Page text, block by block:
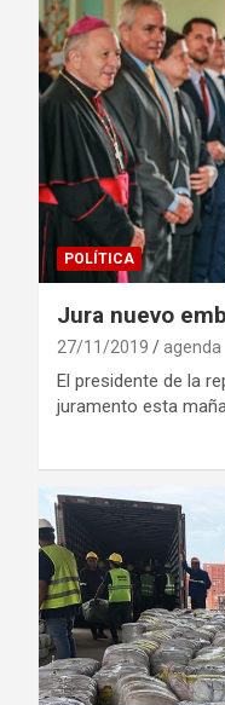
POLÍTICA
Jura nuevo
27/11/2019 agenda
El presidente de la
juramento esta